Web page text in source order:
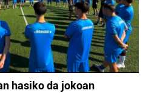
hasiko da jokoan